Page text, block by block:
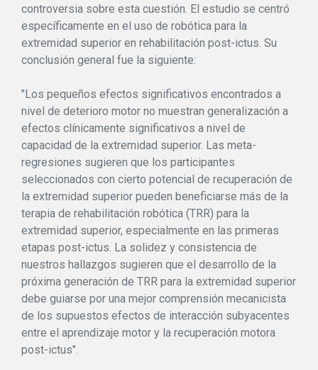
controversia sobre esta cuestión. El estudio se centró
específicamente en el uso de robótica para la
extremidad superior en rehabilitación post-ictus. Su
conclusión general fue la siguiente:
"Los pequeños efectos significativos encontrados a
nivel de deterioro motor no muestran generalización a
efectos clínicamente significativos a nivel de
capacidad de la extremidad superior. Las meta-
regresiones sugieren que los participantes
seleccionados con cierto potencial de recuperación de
la extremidad superior pueden beneficiarse más de la
terapia de rehabilitación robótica (TRR) para la
extremidad superior, especialmente en las primeras
etapas post-ictus. La solidez y consistencia de
nuestros hallazgos sugieren que el desarrollo de la
próxima generación de TRR para la extremidad superior
debe guiarse por una mejor comprensión mecanicista
de los supuestos efectos de interacción subyacentes
entre el aprendizaje motor y la recuperación motora
post-ictus".